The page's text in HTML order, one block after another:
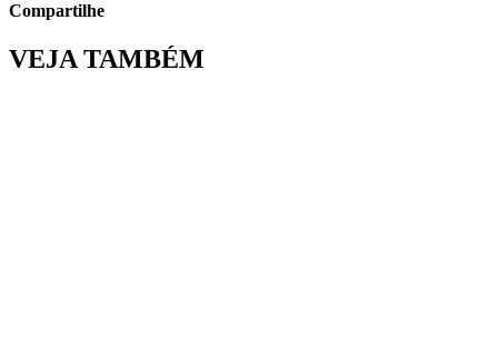
Compartilhe
VEJA TAMBÉM